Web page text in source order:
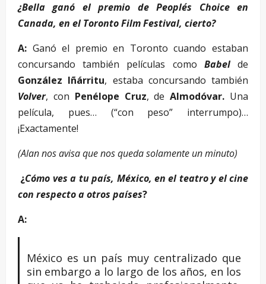
¿Bella ganó el premio de People´s Choice en
Canada, en el Toronto Film Festival, cierto?
A: Ganó el premio en Toronto cuando estaban
concursando también películas como Babel de
González Iñárritu, estaba concursando también
Volver, con Penélope Cruz, deAlmodóvar. Una
película, pues… (“con peso” interrumpo)…
¡Exactamente!
(Alan nos avisa que nos queda solamente un minuto)
¿Cómo ves a tu país, México, en el teatro y el cine
con respecto a otros países?
A:
México es un país muy centralizado que
sin embargo a lo largo de los años, en los